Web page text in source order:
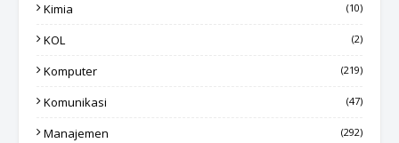
Kimia (10)
KOL (2)
Komputer (219)
Komunikasi (47)
Manajemen (292)